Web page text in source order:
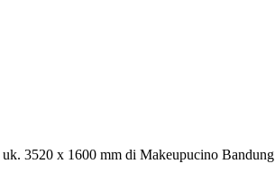
3520 x 1600 mm di Makeupucino Bandung